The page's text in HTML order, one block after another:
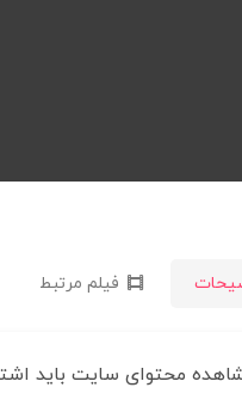
فیلم مرتبط
محتوای سایت باید